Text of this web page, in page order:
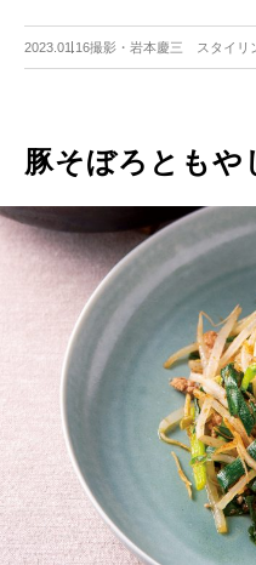
2023.01.16撮影・岩本慶三 スタイリ
豚そぼろともや